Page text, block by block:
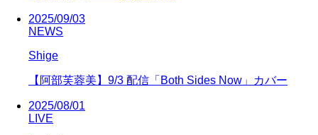
2025/09/03
NEWS
Shige
【阿部芙蓉美】9/3 配信「Both Sides Now」カバー
2025/08/01
LIVE